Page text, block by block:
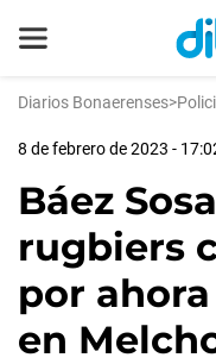
Diarios Bonaerenses>
8 de febrero de 2023 -
Báez
rugbiers
por
en